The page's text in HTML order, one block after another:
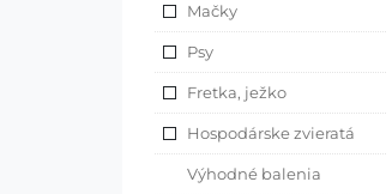
Mačky
Psy
Fretka, ježko
Hospodárske zvieratá
Výhodné balenia